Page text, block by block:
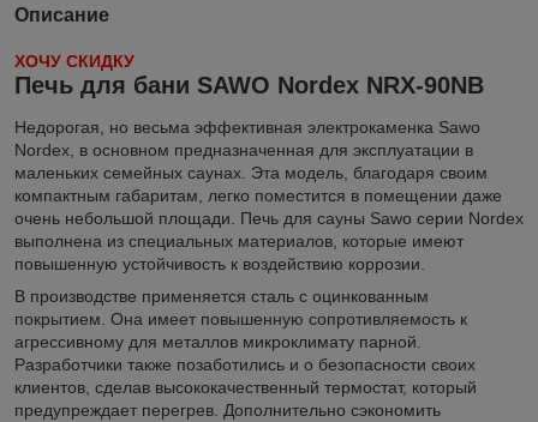
Описание
ХОЧУ СКИДКУ
Печь для бани SAWO Nordex NRX-90NB
Недорогая, но весьма эффективная электрокаменка Sawo
Nordex, в основном предназначенная для эксплуатации в
маленьких семейных саунах. Эта модель, благодаря своим
компактным габаритам, легко поместится в помещении даже
очень небольшой площади. Печь для сауны Sawo серии Nordex
выполнена из специальных материалов, которые имеют
повышенную устойчивость к воздействию коррозии.
В производстве применяется сталь с оцинкованным
покрытием. Она имеет повышенную сопротивляемость к
агрессивному для металлов микроклимату парной.
Разработчики также позаботились и о безопасности своих
клиентов, сделав высококачественный термостат, который
предупреждает перегрев. Дополнительно сэкономить